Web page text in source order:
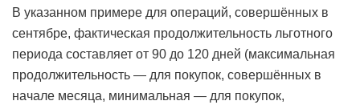
В указанном примере для операций, совершённых в
сентябре, фактическая продолжительность льготного
периода составляет от 90 до 120 дней (максимальная
продолжительность — для покупок, совершённых в
начале месяца, минимальная — для покупок,